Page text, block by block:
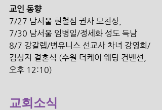
교인 동향
7/27 남서울 현철심 권사 모친상,
7/30 남서울 임병일/정세화 성도 득남
8/7 강갈렙/변유니스 선교사 차녀 강영희/
김성지 결혼식 (수원 더케이 웨딩 컨벤션,
오후 12:10)
교회소식